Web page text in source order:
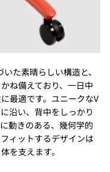
た素晴らしい構造と、
ね備えており、一日中
最適です。ユニークなV
沿い、背中をしっかり
動きのある、幾何学的
ィットするデザインは
を支えます。